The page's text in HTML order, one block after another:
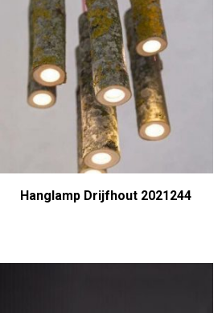
Hanglamp Drijfhout 2021244